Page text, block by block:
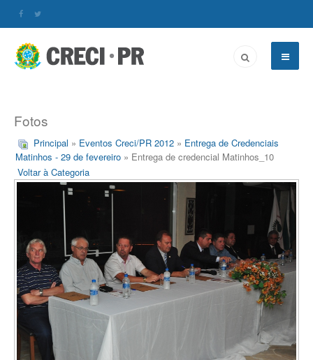
Fotos
Principal » Eventos Creci/PR 2012 » Entrega de Credenciais
Matinhos - 29 de fevereiro » Entrega de credencial Matinhos_10
Voltar à Categoria